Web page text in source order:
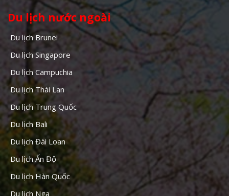
Du lịch nước ngoài
Du lịch Brunei
Du lịch Singapore
Du lịch Campuchia
Du lịch Thái Lan
Du lịch Trung Quốc
Du lịch Bali
Du lịch Đài Loan
Du lịch Ấn Độ
Du lịch Hàn Quốc
Du lịch Nga